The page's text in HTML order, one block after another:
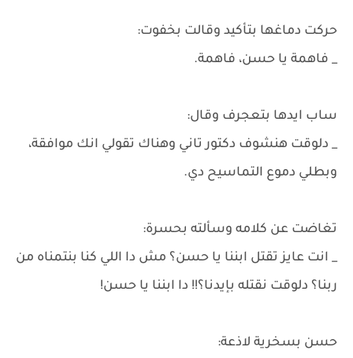
حركت دماغها بتأكيد وقالت بخفوت:
_ فاهمة يا حسن، فاهمة.
ساب ايدها بتعجرف وقال:
_ دلوقت هنشوف دكتور تاني وهناك تقولي انك موافقة،
وبطلي دموع التماسيح دي.
تغاضت عن كلامه وسألته بحسرة:
_ انت عايز تقتل ابننا يا حسن؟ مش دا اللي كنا بنتمناه من
ربنا؟ دلوقت نقتله بإيدنا؟!! دا ابننا يا حسن!
حسن بسخرية لاذعة: